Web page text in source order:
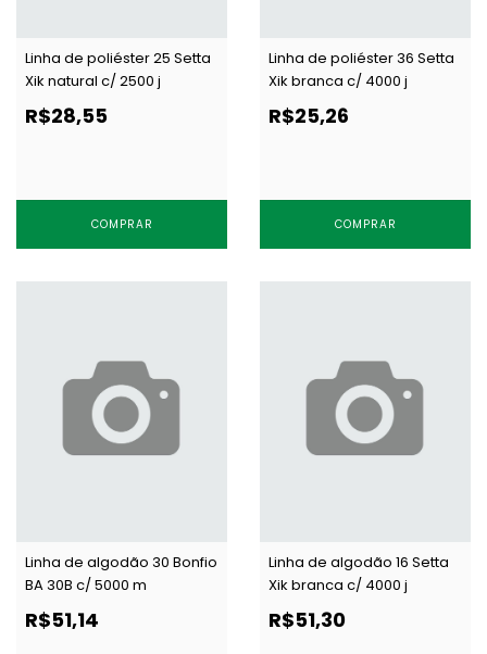
Linha de poliéster 25 Setta
Xik natural c/ 2500 j
R$28,55
COMPRAR
Linha de poliéster 36 Setta
Xik branca c/ 4000 j
R$25,26
COMPRAR
Linha de algodão 30 Bonfio
BA 30B c/ 5000 m
R$51,14
Linha de algodão 16 Setta
Xik branca c/ 4000 j
R$51,30